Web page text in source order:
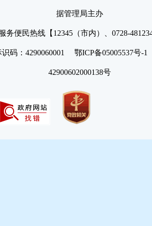
据管理局主办
务便民热线【12345（市内）、0728-
识码：4290060001 鄂ICP备05005537号
42900602000138号